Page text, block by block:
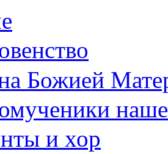
Божией
и хор